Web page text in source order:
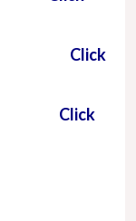
Click
Click